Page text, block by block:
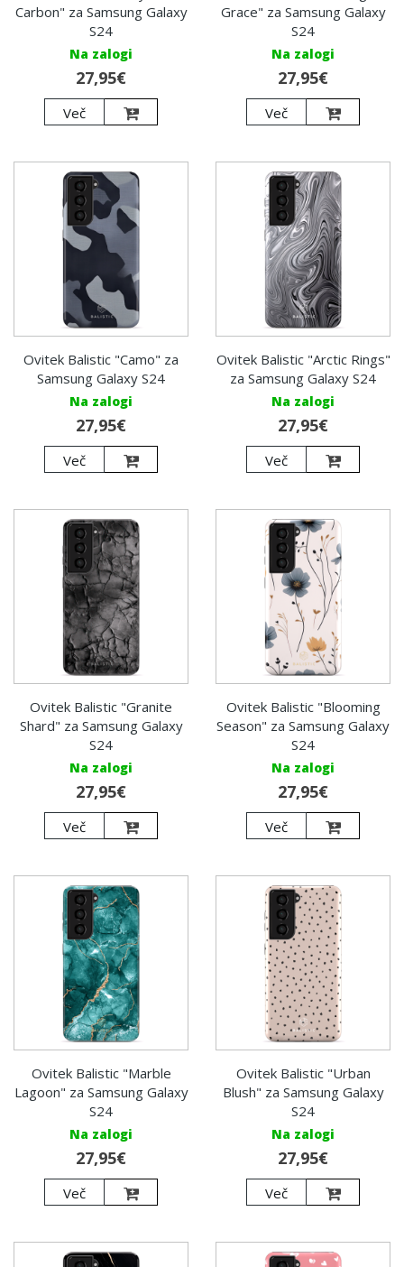
Carbon" za Samsung Galaxy
S24
Na zalogi
27,95€
Več
Grace" za Samsung Galaxy
S24
Na zalogi
27,95€
Več
Ovitek Balistic "Camo" za
Samsung Galaxy S24
Na zalogi
27,95€
Več
Ovitek Balistic "Arctic Rings"
za Samsung Galaxy S24
Na zalogi
27,95€
Več
Ovitek Balistic "Granite
Shard" za Samsung Galaxy
S24
Na zalogi
27,95€
Več
Ovitek Balistic "Blooming
Season" za Samsung Galaxy
S24
Na zalogi
27,95€
Več
Ovitek Balistic "Marble
Lagoon" za Samsung Galaxy
S24
Na zalogi
27,95€
Več
Ovitek Balistic "Urban
Blush" za Samsung Galaxy
S24
Na zalogi
27,95€
Več